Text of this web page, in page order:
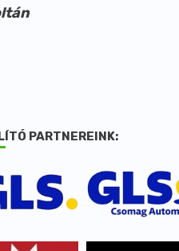
PARTNEREINK: